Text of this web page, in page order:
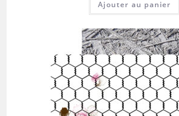
Ajouter au panier